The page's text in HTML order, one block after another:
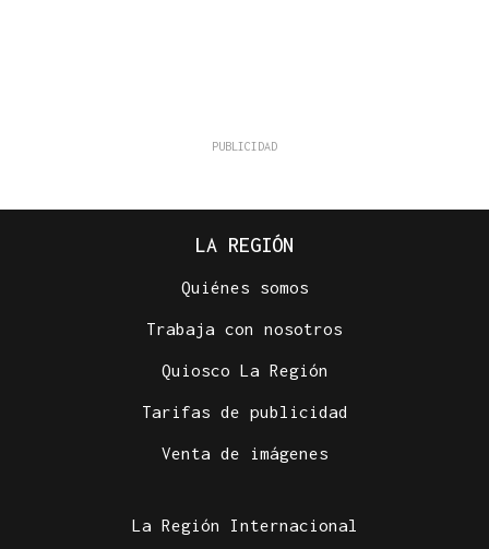
LA REGIÓN
Quiénes somos
Trabaja con nosotros
Quiosco La Región
Tarifas de publicidad
Venta de imágenes
La Región Internacional